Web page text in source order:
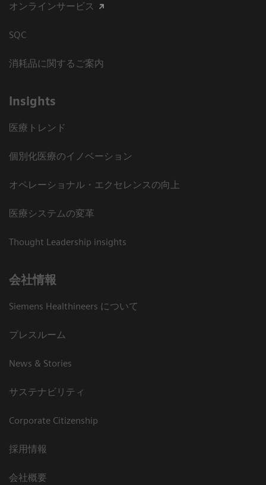
オンラインサービス
SQC
消耗品に関するご案内
Insights
医療トレンド
個別化医療のイノベーション
オペレーショナル・エクセレンスの向上
医療システムの変革
Thought Leadership insights
会社情報
Siemens Healthineers について
プレスルーム
News & Stories
サステナビリティ
Corporate Citizenship
採用情報
会社概要